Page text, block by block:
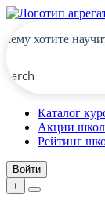
Каталог
Акции школ
Рейтинг
Войти
+